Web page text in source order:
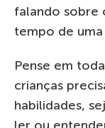
falando sobre
tempo de
Pense em
crianças
habilidades,